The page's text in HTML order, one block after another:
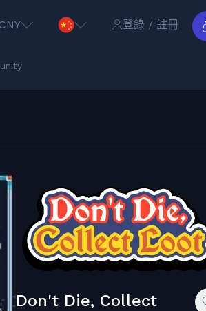
登錄 / 註冊
Don't Die, Collect